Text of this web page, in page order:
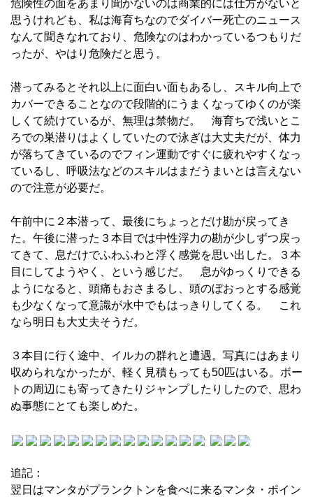
危険性の面をあまり聞かないのは商業的には仕方がないと
思うけれども、私は海育ちなのでダイバー死亡のニュース
なんて聞きなれており、危険なのはわかっているつもりだ
ったが、やはり危険だと思う。
潜ってみるとそれ以上に面白い面もあるし、スキル向上で
カバーできることなので段階的にうまくなってゆくのが楽
しくて続けているが、無理は禁物だ。 海育ちで浅いとこ
ろでの巣潜りはよくしていたので泳ぎは大丈夫だが、体力
が落ちてきているのでフィン運動ですぐに疲れやすくなっ
ているし、呼吸法などのスキルはまだうまいとは言えない
ので注意が必要だ。
午前中に２本潜って、最後にちょっとだけ勘が戻ってき
た。午後に潜った３本目では中性浮力の勘が少しずつ戻っ
てきて、息だけでふわふわと浮く感覚を思い出した。３本
目にしてようやく、という感じだ。 息がゆっくりできる
ようになると、頭痛もおさまるし、頭のぼおっとする感覚
も少なくなって意識が水中でもはっきりしてくる。 これ
なら明日も大丈夫そうだ。
３本目に行く途中、イルカの群れと遭遇。写真にはあまり
収められなかったが、軽く見積もっても50匹はいる。ボー
トの周辺にも寄ってきたりジャンプしたりしたので、思わ
ぬ事態にとても楽しめた。
追記：
翌日はマンタがプランクトンを食べに来るマンタ・ポイン